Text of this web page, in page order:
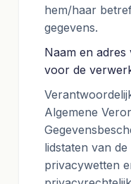
hem/haar
gegevens.
Naam en
voor de
Algemene
lidstaten van
privacywetten